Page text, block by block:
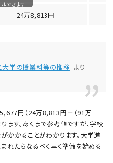
24万8,813円
できます
大学の授業料等の推移 」より
円（24万8,813円＋（91万
ます。あくまで参考値ですが、学校
かることがわかります。大学進
れたらなるべく早く準備を始める